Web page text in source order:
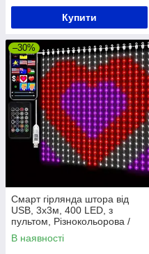
Купити
–30%
Смарт гірлянда штора від
USB, 3x3м, 400 LED, з
пультом, Різнокольорова /
Новорічна гірлянда на вікно
В наявності